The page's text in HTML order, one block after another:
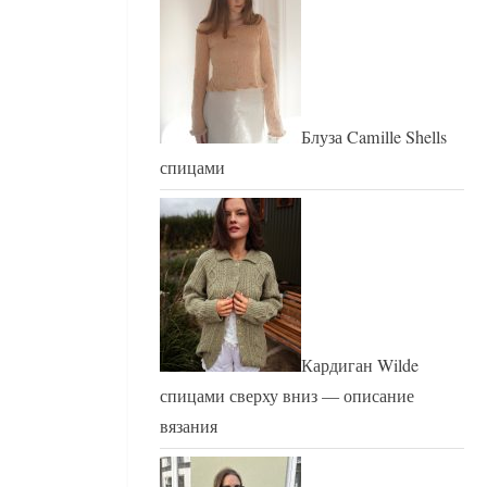
Блуза Camille Shells
спицами
Кардиган Wilde
спицами сверху вниз — описание
вязания